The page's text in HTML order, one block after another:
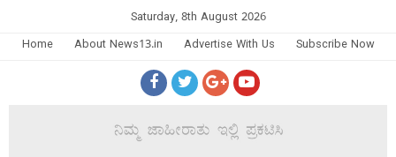
Saturday, 8th August 2026
Home
About News13.in Advertise With Us Subscribe Now